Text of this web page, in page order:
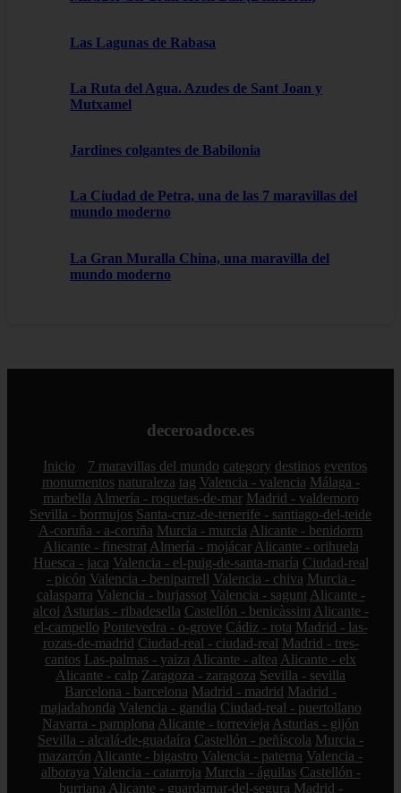
Las Lagunas de Rabasa
La Ruta del Agua. Azudes de Sant Joan y
Mutxamel
Jardines colgantes de Babilonia
La Ciudad de Petra, una de las 7 maravillas del
mundo moderno
La Gran Muralla China, una maravilla del
mundo moderno
deceroadoce.es
Inicio 7 maravillas del mundo category destinos eventos
monumentos naturaleza tag Valencia - valencia Málaga -
marbella Almería - roquetas-de-mar Madrid - valdemoro
Sevilla - bormujos Santa-cruz-de-tenerife - santiago-del-teide
A-coruña - a-coruña Murcia - murcia Alicante - benidorm
Alicante - finestrat Almería - mojácar Alicante - orihuela
Huesca - jaca Valencia - el-puig-de-santa-maría Ciudad-real
- picón Valencia - beniparrell Valencia - chiva Murcia -
calasparra Valencia - burjassot Valencia - sagunt Alicante -
alcoi Asturias - ribadesella Castellón - benicàssim Alicante -
el-campello Pontevedra - o-grove Cádiz - rota Madrid - las-
rozas-de-madrid Ciudad-real - ciudad-real Madrid - tres-
cantos Las-palmas - yaiza Alicante - altea Alicante - elx
Alicante - calp Zaragoza - zaragoza Sevilla - sevilla
Barcelona - barcelona Madrid - madrid Madrid -
majadahonda Valencia - gandia Ciudad-real - puertollano
Navarra - pamplona Alicante - torrevieja Asturias - gijón
Sevilla - alcalá-de-guadaíra Castellón - peñíscola Murcia -
mazarrón Alicante - bigastro Valencia - paterna Valencia -
alboraya Valencia - catarroja Murcia - águilas Castellón -
burriana Alicante - guardamar-del-segura Madrid -